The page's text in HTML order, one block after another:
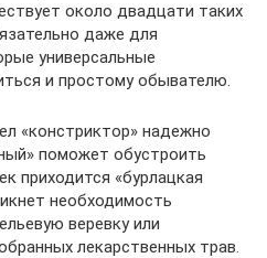
около двадцати таких
даже для
универсальные
и простому обывателю.
«констриктор» надежно
поможет обустроить
приходится «бурлацкая
необходимость
веревку или
лекарственных трав.